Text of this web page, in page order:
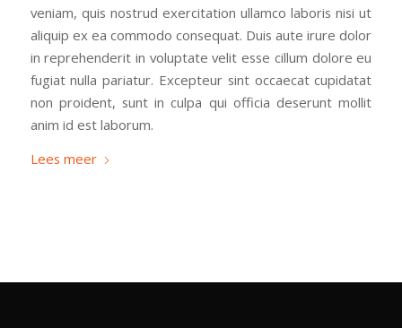
veniam, quis nostrud exercitation ullamco laboris nisi ut
aliquip ex ea commodo consequat. Duis aute irure dolor
in reprehenderit in voluptate velit esse cillum dolore eu
fugiat nulla pariatur. Excepteur sint occaecat cupidatat
non proident, sunt in culpa qui officia deserunt mollit
anim id est laborum.
Lees meer